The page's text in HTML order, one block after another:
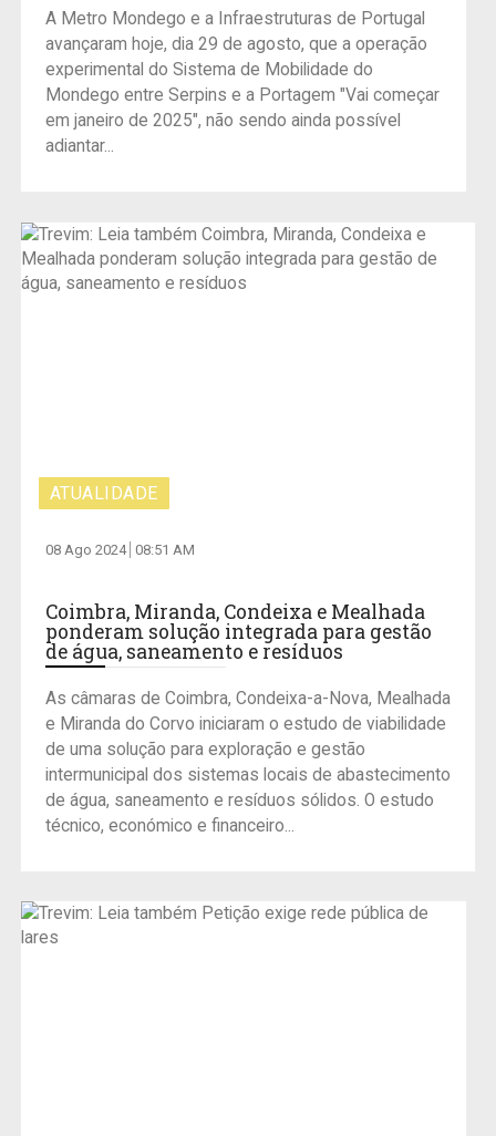
A Metro Mondego e a Infraestruturas de Portugal
avançaram hoje, dia 29 de agosto, que a operação
experimental do Sistema de Mobilidade do
Mondego entre Serpins e a Portagem "Vai começar
em janeiro de 2025", não sendo ainda possível
adiantar...
ATUALIDADE
08 Ago 2024 08:51 AM
Coimbra, Miranda, Condeixa e Mealhada
ponderam solução integrada para gestão
de água, saneamento e resíduos
As câmaras de Coimbra, Condeixa-a-Nova, Mealhada
e Miranda do Corvo iniciaram o estudo de viabilidade
de uma solução para exploração e gestão
intermunicipal dos sistemas locais de abastecimento
de água, saneamento e resíduos sólidos. O estudo
técnico, económico e financeiro...